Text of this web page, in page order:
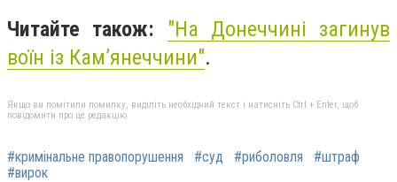
Читайте також: "На Донеччині загинув
воїн із Кам’янеччини".
Якщо ви помітили помилку, виділіть необхідний текст і натисніть Ctrl + Enter, щоб
повідомити про це редакцію
#кримінальне правопорушення #суд #риболовля
#штраф
#вирок